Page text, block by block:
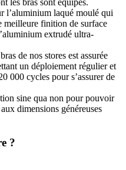
l’aluminium laqué moulé qui
meilleure finition de surface
extrudé ultra-
de nos stores est assurée
un déploiement régulier et
000 cycles pour s’assurer de
sine qua non pour pouvoir
dimensions généreuses
?